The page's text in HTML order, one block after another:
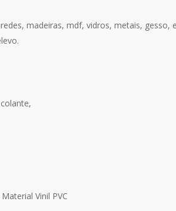
madeiras, mdf, vidros, metais, gesso,
Vinil PVC